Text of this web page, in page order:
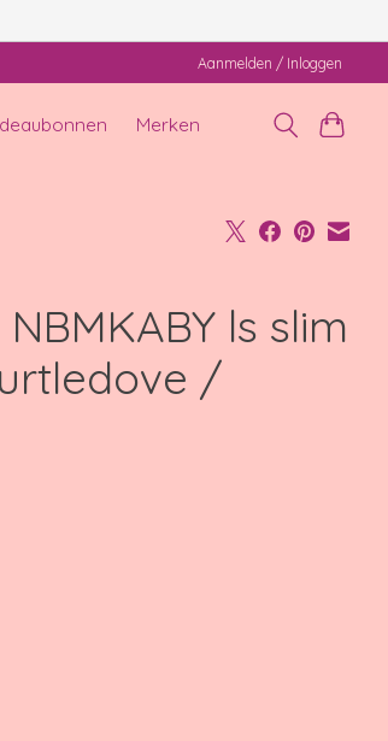
Aanmelden / Inloggen
Merken
ls slim
/
product is